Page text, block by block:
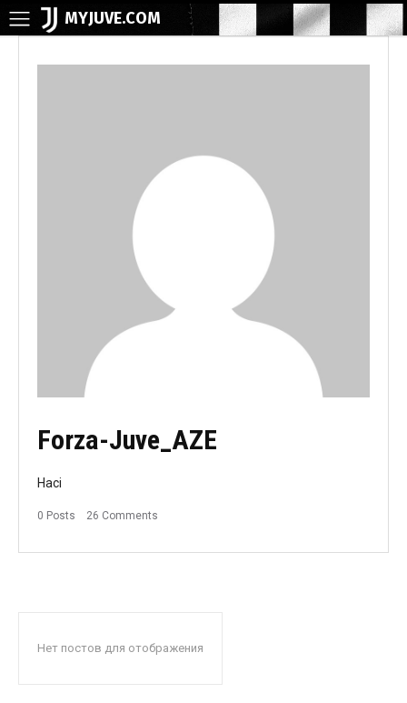
MYJUVE.COM
Forza-Juve_AZE
Haci
0 Posts 26 Comments
Нет постов для отображения